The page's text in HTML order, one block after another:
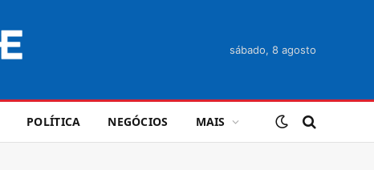
sábado, 8 agosto
POLÍTICA NEGÓCIOS MAIS